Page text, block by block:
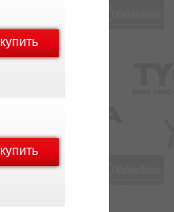
купить
купить